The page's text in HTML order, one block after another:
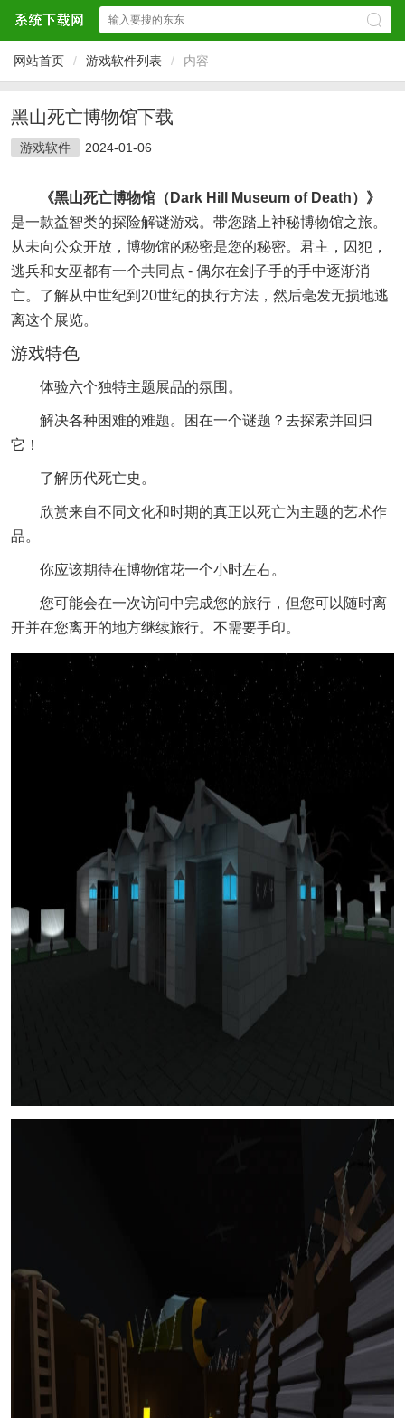
网站首页 / 游戏软件列表 / 内容
黑山死亡博物馆下载
游戏软件 2024-01-06
《黑山死亡博物馆（Dark Hill Museum of Death）》
是一款益智类的探险解谜游戏。带您踏上神秘博物馆之旅。
从未向公众开放，博物馆的秘密是您的秘密。君主，囚犯，
逃兵和女巫都有一个共同点 - 偶尔在刽子手的手中逐渐消
亡。了解从中世纪到20世纪的执行方法，然后毫发无损地逃
离这个展览。
游戏特色
体验六个独特主题展品的氛围。
解决各种困难的难题。困在一个谜题？去探索并回归
它！
了解历代死亡史。
欣赏来自不同文化和时期的真正以死亡为主题的艺术作
品。
你应该期待在博物馆花一个小时左右。
您可能会在一次访问中完成您的旅行，但您可以随时离
开并在您离开的地方继续旅行。不需要手印。